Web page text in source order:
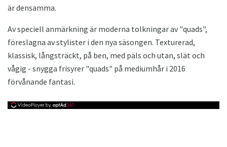
är densamma.
Av speciell anmärkning är moderna tolkningar av "quads",
föreslagna av stylister i den nya säsongen. Texturerad,
klassisk, långsträckt, på ben, med päls och utan, slät och
vågig - snygga frisyrer "quads" på mediumhår i 2016
förvånande fantasi.